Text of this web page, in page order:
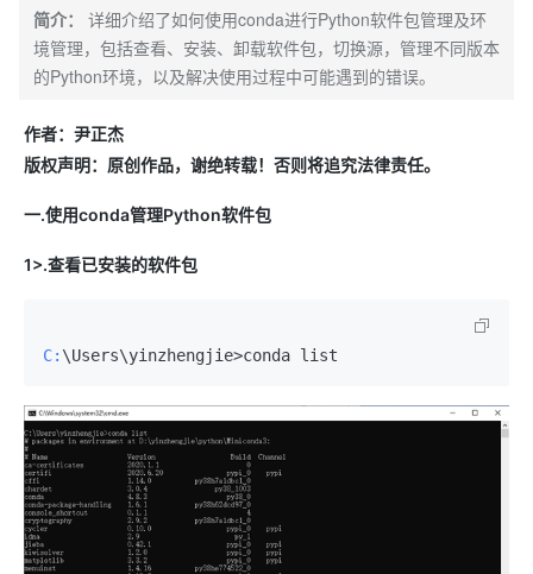
简介：
详细介绍了如何使用conda进行Python软件包管理及环
境管理，包括查看、安装、卸载软件包，切换源，管理不同版本
的Python环境，以及解决使用过程中可能遇到的错误。
作者：尹正杰
版权声明：原创作品，谢绝转载！否则将追究法律责任。
一.使用conda管理Python软件包
1>.查看已安装的软件包
C: